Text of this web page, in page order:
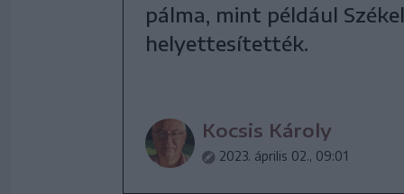
pálma, mint például
helyettesítették.
Kocsis Károly
2023. április 02., 09:01